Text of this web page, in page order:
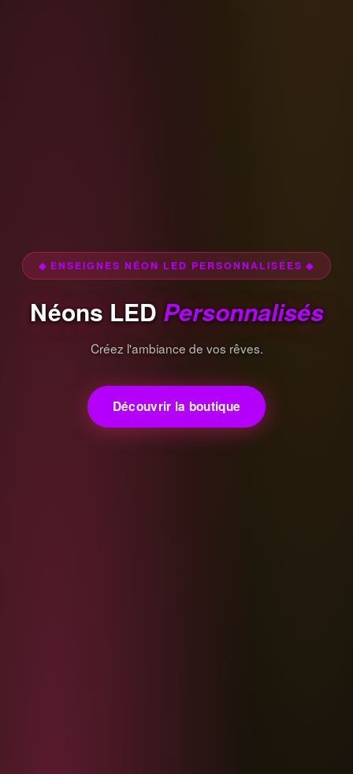
◆ ENSEIGNES NÉON LED PERSONNALISÉES ◆
Néons LED Personnalisés
Créez l'ambiance de vos rêves.
Découvrir la boutique